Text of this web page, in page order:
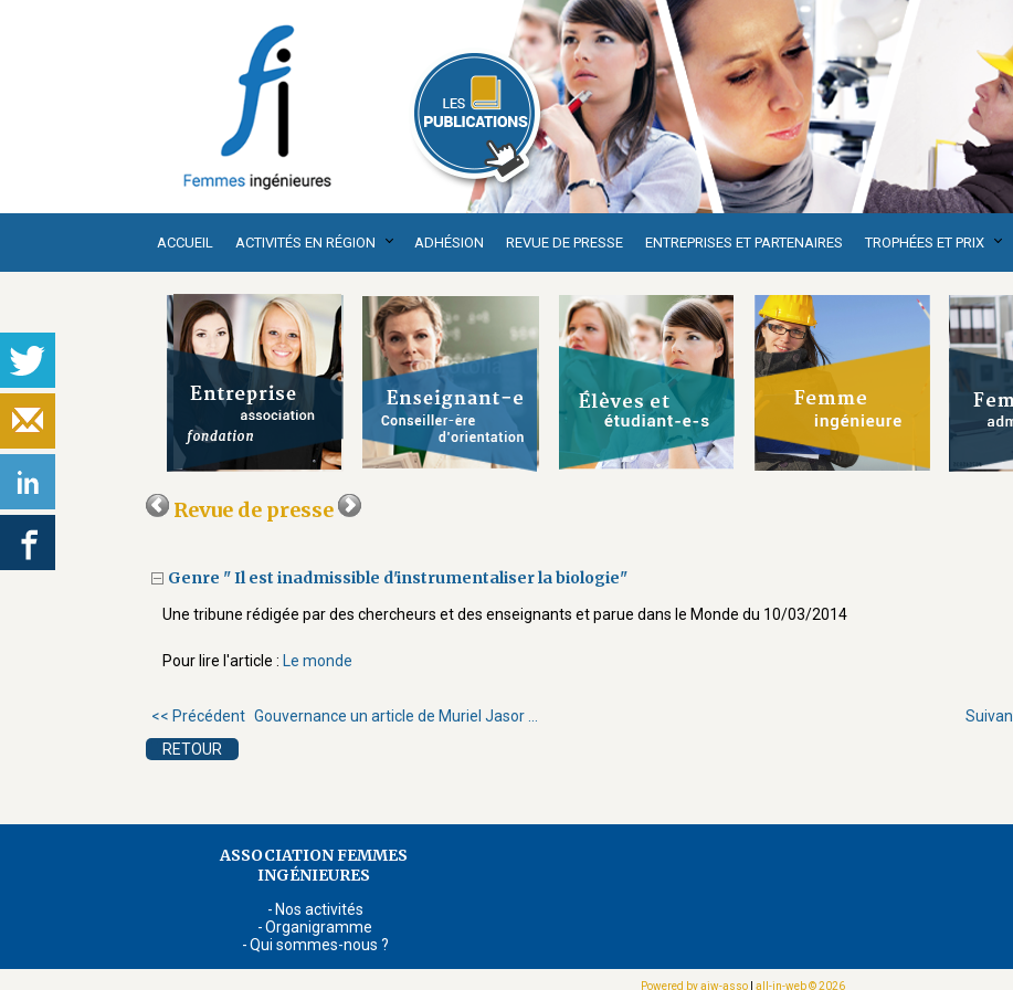
ACCUEIL ACTIVITÉS EN RÉGION ADHÉSION REVUE DE PRESSE ENTREPRISES ET PARTENAIRES TROPHÉES ET PRIX
Revue de presse
Genre " Il est inadmissible d'instrumentaliser la biologie"
Une tribune rédigée par des chercheurs et des enseignants et parue dans le Monde du 10/03/2014
Pour lire l'article : Le monde
<< Précédent Gouvernance un article de Muriel Jasor ...
RETOUR
ASSOCIATION FEMMES
INGÉNIEURES
Nos activités
Organigramme
Qui sommes-nous ?
Powered by aiw-asso| all-in-web © 2026